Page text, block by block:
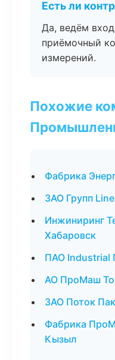
Есть ли
Да, ведём
приёмочный
измерений.
Похожие
Фабрика
ЗАО Групп
Инжиниринг
Хабаровск
ПАО Industrial
АО ПроМаш
ЗАО Поток
Фабрика
Кызыл